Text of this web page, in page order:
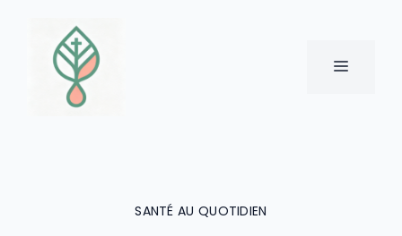
contenu
MENU
SANTÉ AU QUOTIDIEN